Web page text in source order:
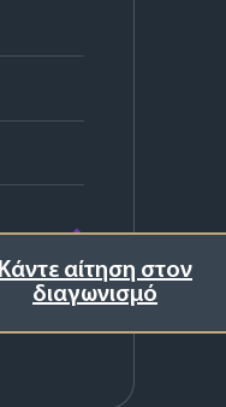
Κάντε αίτηση στον
διαγωνισμό
2025